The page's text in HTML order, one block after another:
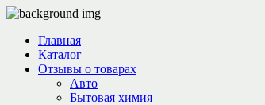
Главная
Каталог
Отзывы о товарах
Авто
Бытовая химия